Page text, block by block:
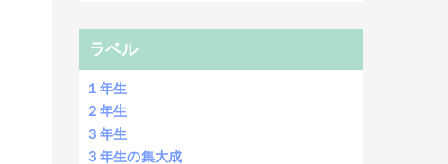
ラベル
１年生
２年生
３年生
３年生の集大成